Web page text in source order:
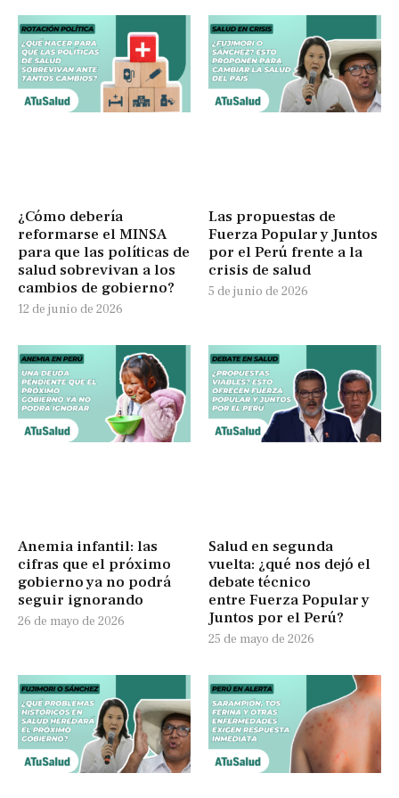
¿Cómo debería
reformarse el MINSA
para que las políticas de
salud sobrevivan a los
cambios de gobierno?
12 de junio de 2026
Las propuestas de
Fuerza Popular y Juntos
por el Perú frente a la
crisis de salud
5 de junio de 2026
Anemia infantil: las
cifras que el próximo
gobierno ya no podrá
seguir ignorando
26 de mayo de 2026
Salud en segunda
vuelta: ¿qué nos dejó el
debate técnico
entre Fuerza Popular y
Juntos por el Perú?
25 de mayo de 2026